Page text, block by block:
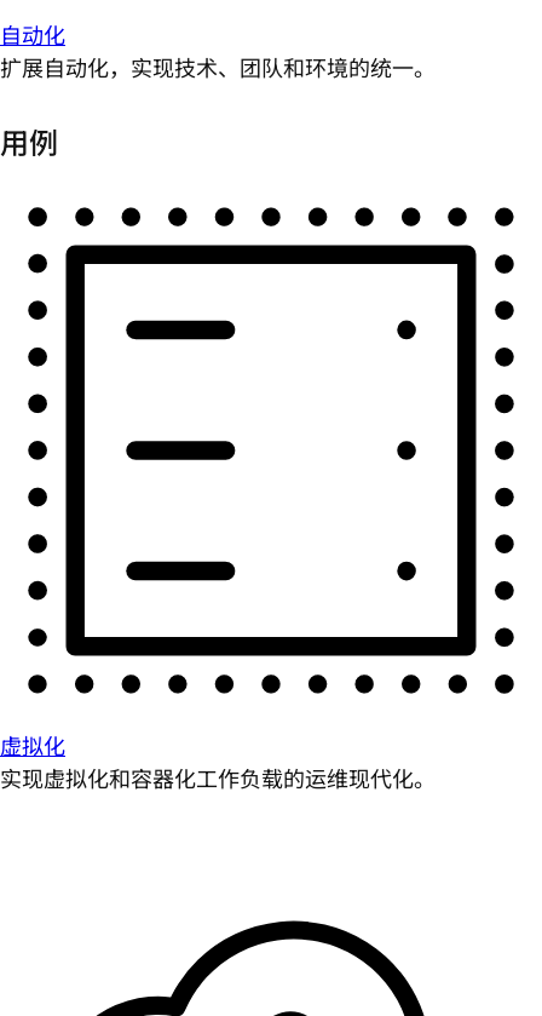
自动化
扩展自动化，实现技术、团队和环境的统一。
用例
虚拟化
实现虚拟化和容器化工作负载的运维现代化。